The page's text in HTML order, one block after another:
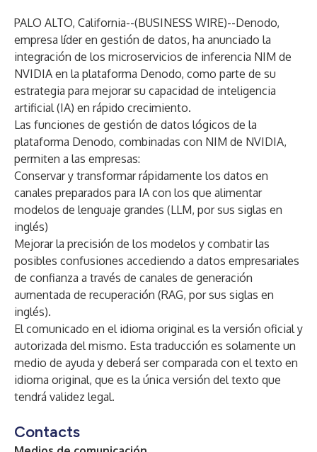
PALO ALTO, California--(BUSINESS WIRE)--Denodo,
empresa líder en gestión de datos, ha anunciado la
integración de los microservicios de inferencia NIM de
NVIDIA en la plataforma Denodo, como parte de su
estrategia para mejorar su capacidad de inteligencia
artificial (IA) en rápido crecimiento.
Las funciones de gestión de datos lógicos de la
plataforma Denodo, combinadas con NIM de NVIDIA,
permiten a las empresas:
Conservar y transformar rápidamente los datos en
canales preparados para IA con los que alimentar
modelos de lenguaje grandes (LLM, por sus siglas en
inglés)
Mejorar la precisión de los modelos y combatir las
posibles confusiones accediendo a datos empresariales
de confianza a través de canales de generación
aumentada de recuperación (RAG, por sus siglas en
inglés).
El comunicado en el idioma original es la versión oficial y
autorizada del mismo. Esta traducción es solamente un
medio de ayuda y deberá ser comparada con el texto en
idioma original, que es la única versión del texto que
tendrá validez legal.
Contacts